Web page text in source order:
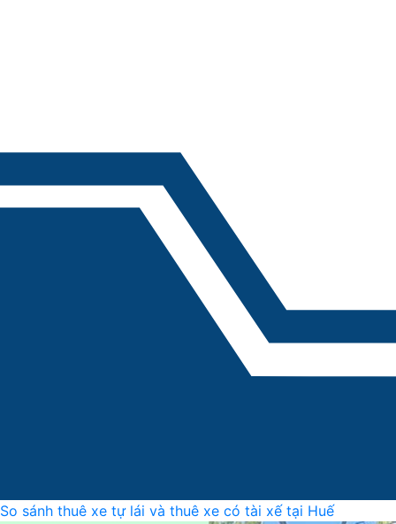
So sánh thuê xe tự lái và thuê xe có tài xế tại Huế